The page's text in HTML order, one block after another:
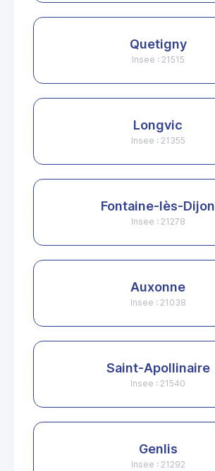
Quetigny
Insee : 21515
Longvic
Insee : 21355
Fontaine-lès-Dijon
Insee : 21278
Auxonne
Insee : 21038
Saint-Apollinaire
Insee : 21540
Genlis
Insee : 21292